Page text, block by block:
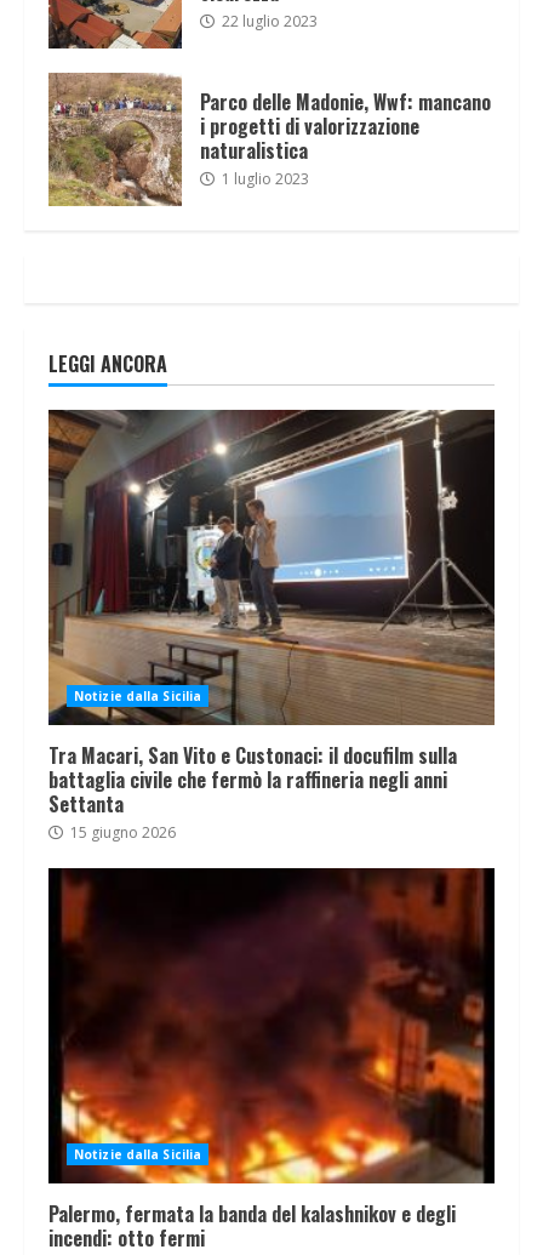
22 luglio 2023
Parco delle Madonie, Wwf: mancano
i progetti di valorizzazione
naturalistica
1 luglio 2023
LEGGI ANCORA
Notizie dalla Sicilia
Tra Macari, San Vito e Custonaci: il docufilm sulla
battaglia civile che fermò la raffineria negli anni
Settanta
15 giugno 2026
Notizie dalla Sicilia
Palermo, fermata la banda del kalashnikov e degli
incendi: otto fermi